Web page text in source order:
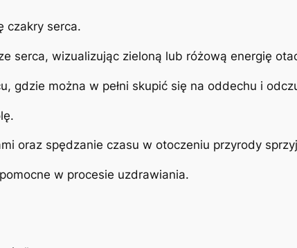
czakry serca.
serca, wizualizując zieloną lub różową energię
gdzie można w pełni skupić się na oddechu i
oraz spędzanie czasu w otoczeniu przyrody
w procesie uzdrawiania.